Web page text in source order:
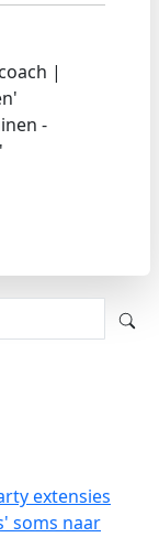
|
-
extensies
soms naar